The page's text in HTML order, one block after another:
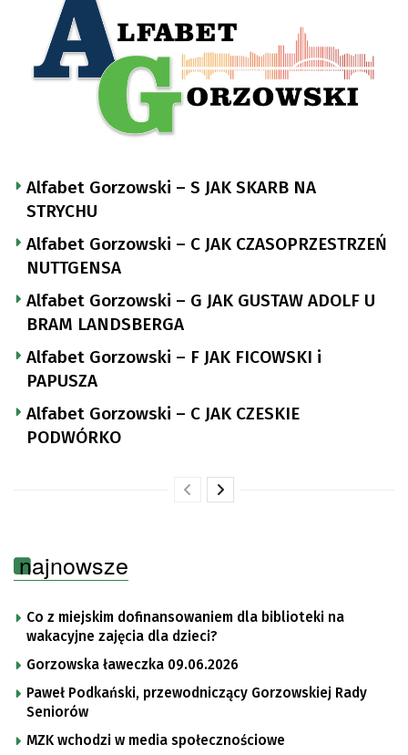
Alfabet Gorzowski – S JAK SKARB NA
STRYCHU
Alfabet Gorzowski – C JAK CZASOPRZESTRZEŃ
NUTTGENSA
Alfabet Gorzowski – G JAK GUSTAW ADOLF U
BRAM LANDSBERGA
Alfabet Gorzowski – F JAK FICOWSKI i
PAPUSZA
Alfabet Gorzowski – C JAK CZESKIE
PODWÓRKO
najnowsze
Co z miejskim dofinansowaniem dla biblioteki na
wakacyjne zajęcia dla dzieci?
Gorzowska ławeczka 09.06.2026
Paweł Podkański, przewodniczący Gorzowskiej Rady
Seniorów
MZK wchodzi w media społecznościowe